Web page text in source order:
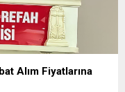
Alım Fiyatlarına